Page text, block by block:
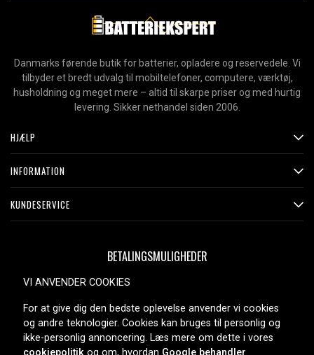
Danmarks førende butik for batterier, opladere og reservedele. Vi
tilbyder et bredt udvalg til mobiltelefoner, computere, værktøj,
husholdning og meget mere – altid til skarpe priser og med hurtig
levering. Sikker nethandel siden 2006.
HJÆLP
INFORMATION
KUNDESERVICE
BETALINGSMULIGHEDER
LEVERINGSMULIGHEDER
VI ANVENDER COOKIES
For at give dig den bedste oplevelse anvender vi cookies
og andre teknologier. Cookies kan bruges til personlig og
ikke-personlig annoncering. Læs mere om dette i vores
cookiepolitik og om, hvordan Google behandler